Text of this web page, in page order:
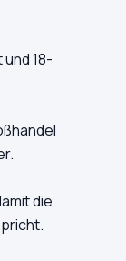
18-
die